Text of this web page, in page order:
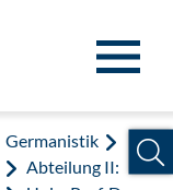
Germanistik
Abteilung II: